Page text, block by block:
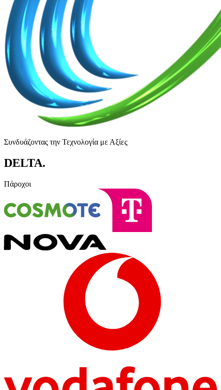
Συνδυάζοντας την Τεχνολογία με Αξίες
DELTA.
Πάροχοι